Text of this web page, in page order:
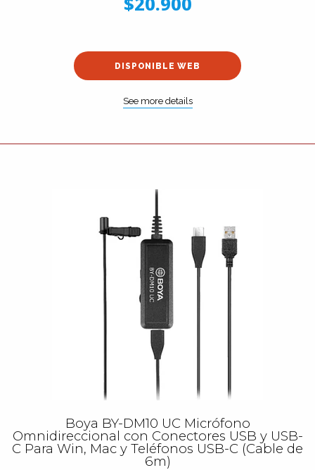
DISPONIBLE WEB
See more details
Boya BY-DM10 UC Micrófono
Omnidireccional con Conectores USB y USB-
C Para Win, Mac y Teléfonos USB-C (Cable de
6m)